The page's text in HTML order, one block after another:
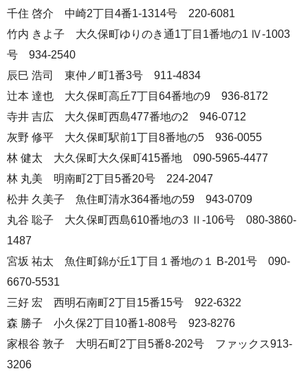
千住 啓介 中崎2丁目4番1-1314号 220-6081
竹内 きよ子 大久保町ゆりのき通1丁目1番地の1 Ⅳ-1003
号 934-2540
辰巳 浩司 東仲ノ町1番3号 911-4834
辻本 達也 大久保町高丘7丁目64番地の9 936-8172
寺井 吉広 大久保町西島477番地の2 946-0712
灰野 修平 大久保町駅前1丁目8番地の5 936-0055
林 健太 大久保町大久保町415番地 090-5965-4477
林 丸美 明南町2丁目5番20号 224-2047
松井 久美子 魚住町清水364番地の59 943-0709
丸谷 聡子 大久保町西島610番地の3 Ⅱ-106号 080-3860-
1487
宮坂 祐太 魚住町錦が丘1丁目１番地の１ B-201号 090-
6670-5531
三好 宏 西明石南町2丁目15番15号 922-6322
森 勝子 小久保2丁目10番1-808号 923-8276
家根谷 敦子 大明石町2丁目5番8-202号 ファックス913-
3206